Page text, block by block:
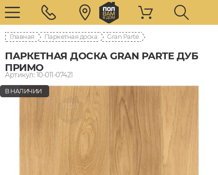
Главная Паркетная доска Gran Parte
ПАРКЕТНАЯ ДОСКА GRAN PARTE ДУБ
ПРИМО
Артикул: 10-011-07421
В НАЛИЧИИ